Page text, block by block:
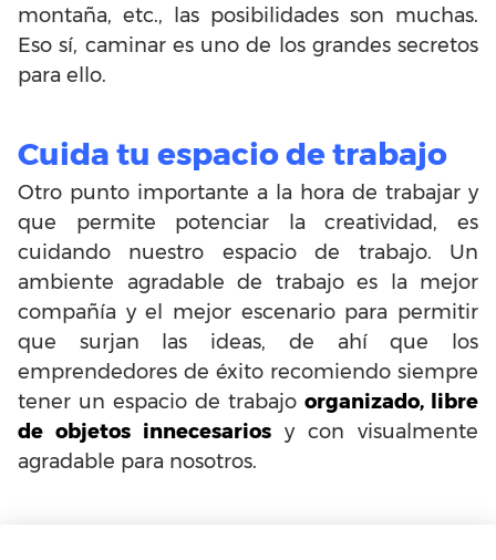
montaña, etc., las posibilidades son muchas.
Eso sí, caminar es uno de los grandes secretos
para ello.
Cuida tu espacio de trabajo
Otro punto importante a la hora de trabajar y
que permite potenciar la creatividad, es
cuidando nuestro espacio de trabajo. Un
ambiente agradable de trabajo es la mejor
compañía y el mejor escenario para permitir
que surjan las ideas, de ahí que los
emprendedores de éxito recomiendo siempre
tener un espacio de trabajo organizado, libre
de objetos innecesarios y con visualmente
agradable para nosotros.